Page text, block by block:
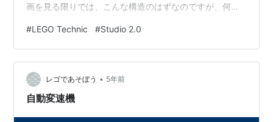
画を見る限りでは、こんな構造のはずなのですが、何故
-追記- ギアをちょっと回転させたところ、干渉は解消さ
れました。この辺は自動でやって欲しいような気がして
モヤモヤ。 Instructionの機能を使うと使用した部品のリ
ストを出力出来ます。なかなか便利。 完成図
#LEGO Technic #Studio 2.0
レゴであそぼう • 5年前
自動変速機